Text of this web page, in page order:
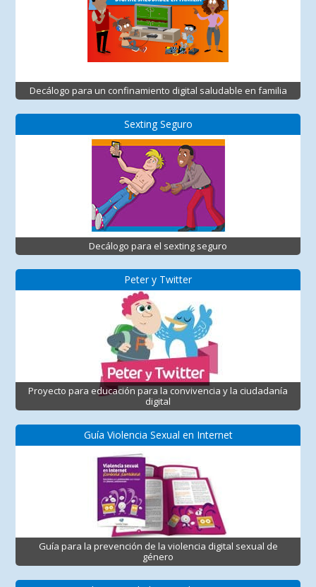
Decálogo para un confinamiento digital saludable en familia
Sexting Seguro
Decálogo para el sexting seguro
Peter y Twitter
Proyecto para educación para la convivencia y la ciudadanía
digital
Guía Violencia Sexual en Internet
Guía para la prevención de la violencia digital sexual de
género